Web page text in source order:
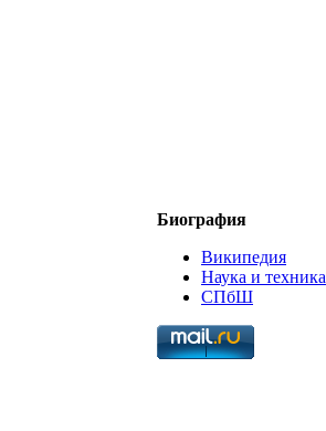
Биография
Википедия
Наука и техника
СПбШ